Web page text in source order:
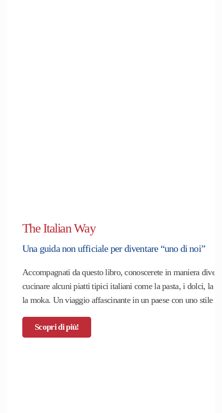
The Italian Way
Una guida non ufficiale per diventare “uno di noi”
Accompagnati da questo libro, conoscerete in maniera
cucinare alcuni piatti tipici italiani come la pasta, i dolci, la
la moka. Un viaggio affascinante in un paese con uno stile
Scopri di più!